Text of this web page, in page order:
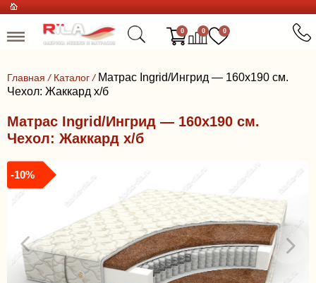
0 0 0
Главная / Каталог / Матрас Ingrid/Ингрид — 160x190 см.
Чехол: Жаккард х/б
Матрас Ingrid/Ингрид — 160x190 см.
Чехол: Жаккард х/б
-10%